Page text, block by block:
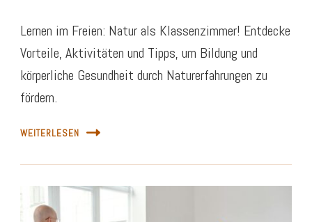
Lernen im Freien: Natur als Klassenzimmer! Entdecke
Vorteile, Aktivitäten und Tipps, um Bildung und
körperliche Gesundheit durch Naturerfahrungen zu
fördern.
WEITERLESEN